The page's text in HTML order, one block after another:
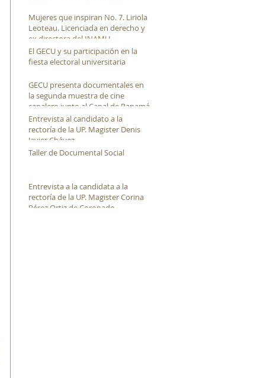
Mujeres que inspiran No. 7. Liriola
Leoteau. Licenciada en derecho y
ex directora del INAMU
El GECU y su participación en la
fiesta electoral universitaria
GECU presenta documentales en
la segunda muestra de cine
canalero junto al Canal de Panamá
Entrevista al candidato a la
rectoría de la UP. Magister Denis
Javier Chávez
Taller de Documental Social
Entrevista a la candidata a la
rectoría de la UP. Magister Corina
Pérez Ortiz de Coronado